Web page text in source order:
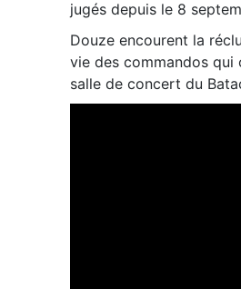
jugés depuis le 8
Douze encourent la
vie des commandos qui
salle de concert du